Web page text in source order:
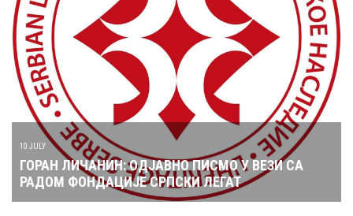
10 JULY
ГОРАН ЛИЧАНИН: ОДЈАВНО ПИСМО У ВЕЗИ СА
РАДОМ ФОНДАЦИЈЕ СРПСКИ ЛЕГАТ